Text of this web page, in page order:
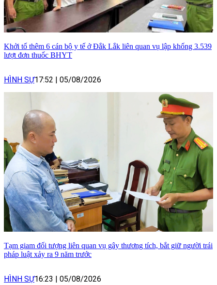
Khởi tố thêm 6 cán bộ y tế ở Đắk Lắk liên quan vụ lập khống 3.539
lượt đơn thuốc BHYT
HÌNH SỰ17:52 | 05/08/2026
Tạm giam đối tượng liên quan vụ gây thương tích, bắt giữ người trái
pháp luật xảy ra 9 năm trước
HÌNH SỰ16:23 | 05/08/2026